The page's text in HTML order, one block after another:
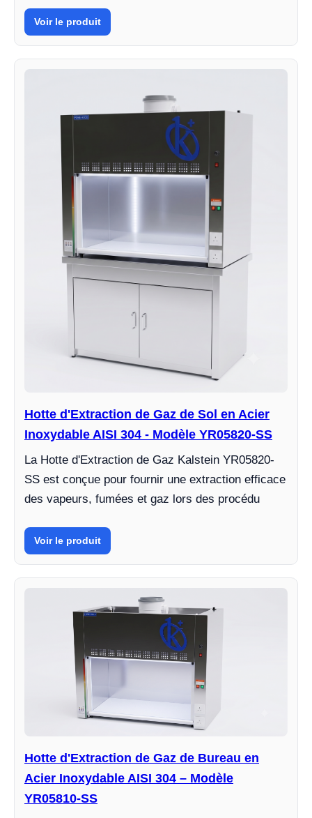
Voir le produit
Hotte d'Extraction de Gaz de Sol en Acier
Inoxydable AISI 304 - Modèle YR05820-SS
La Hotte d'Extraction de Gaz Kalstein YR05820-
SS est conçue pour fournir une extraction efficace
des vapeurs, fumées et gaz lors des procédu
Voir le produit
Hotte d'Extraction de Gaz de Bureau en
Acier Inoxydable AISI 304 – Modèle
YR05810-SS